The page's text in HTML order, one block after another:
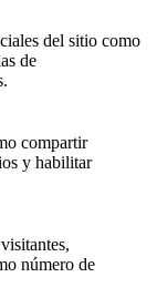
del sitio como
de
compartir
y habilitar
número de